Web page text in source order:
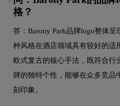
格？
答：Barony Park品牌logo整体
种风格在酒店领域具有较好的适
欧式复古的核心手法，既符合行
牌的独特个性，能够在众多竞品
刻印象。